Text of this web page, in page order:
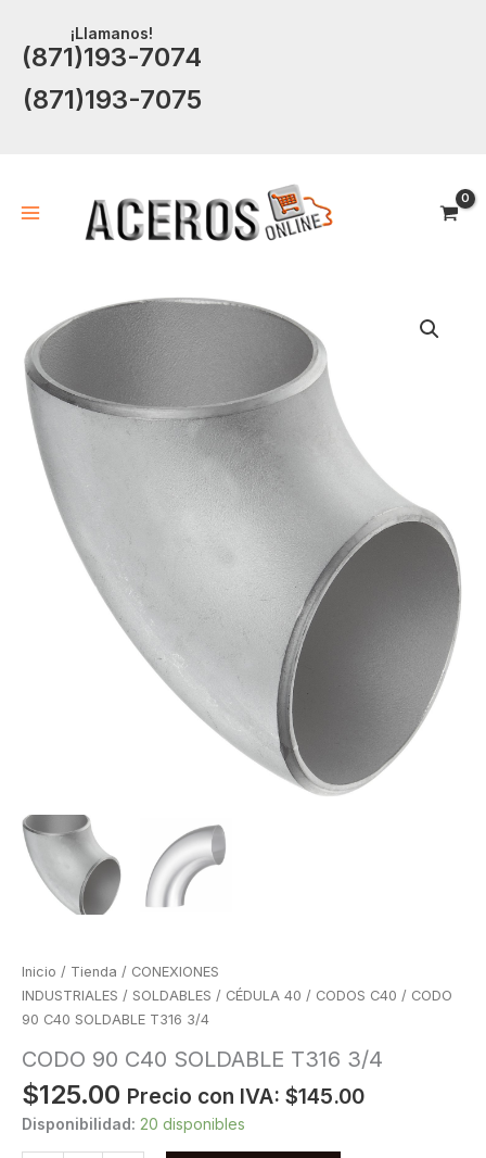
contenido
¡Llamanos!
(871)193-7074
(871)193-7075
Inicio / Tienda / CONEXIONES
INDUSTRIALES / SOLDABLES / CÉDULA 40 / CODOS C40 / CODO
90 C40 SOLDABLE T316 3/4
CODO 90 C40 SOLDABLE T316 3/4
$125.00 Precio con IVA: $145.00
Disponibilidad: 20 disponibles